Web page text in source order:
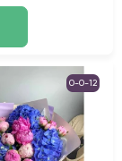
0-0-12